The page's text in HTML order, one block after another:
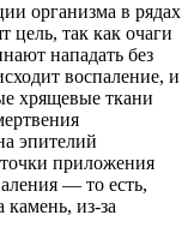
организма в рядах
цель, так как очаги
нападать без
воспаление, и
хрящевые ткани
эпителий
приложения
— то есть,
камень, из-за